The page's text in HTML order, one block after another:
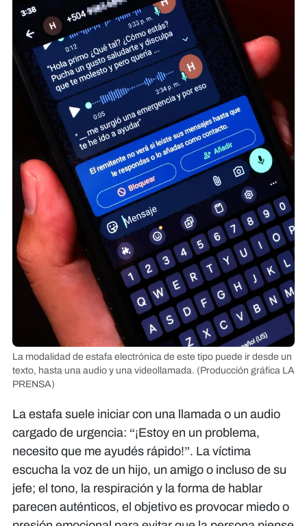
La modalidad de estafa electrónica de este tipo puede ir desde un
texto, hasta una audio y una videollamada. (Producción gráfica LA
PRENSA)
La estafa suele iniciar con una llamada o un audio
cargado de urgencia: “¡Estoy en un problema,
necesito que me ayudés rápido!”. La víctima
escucha la voz de un hijo, un amigo o incluso de su
jefe; el tono, la respiración y la forma de hablar
parecen auténticos, el objetivo es provocar miedo o